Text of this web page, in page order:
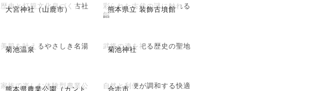
大宮神社（山鹿市）
歴史と灯籠文化息づく古社 熊本県立 装飾古墳館
彩られた古代の謎に触れる
館
菊池温泉
美肌を叶えるやさしき名湯 菊池神社
武将の魂を祀る歴史の聖地
熊本県農業公園（カント
家族で楽しむ体験型農業公
合志市
自然と利便が調和する快適